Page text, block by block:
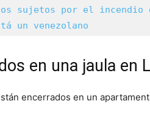
sujetos por el incendio
un venezolano
en una jaula en
encerrados en un